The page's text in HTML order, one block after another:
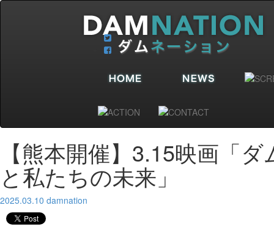
【熊本開催】3.15映画「
と私たちの未来」
2025.03.10 damnation